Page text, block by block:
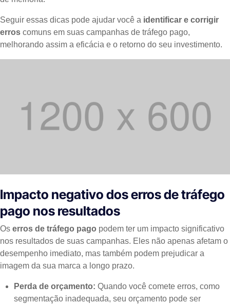
Seguir essas dicas pode ajudar você a identificar e corrigir
erros comuns em suas campanhas de tráfego pago,
melhorando assim a eficácia e o retorno do seu investimento.
Impacto negativo dos erros de tráfego
pago nos resultados
Os erros de tráfego pago podem ter um impacto significativo
nos resultados de suas campanhas. Eles não apenas afetam o
desempenho imediato, mas também podem prejudicar a
imagem da sua marca a longo prazo.
Perda de orçamento: Quando você comete erros, como
segmentação inadequada, seu orçamento pode ser